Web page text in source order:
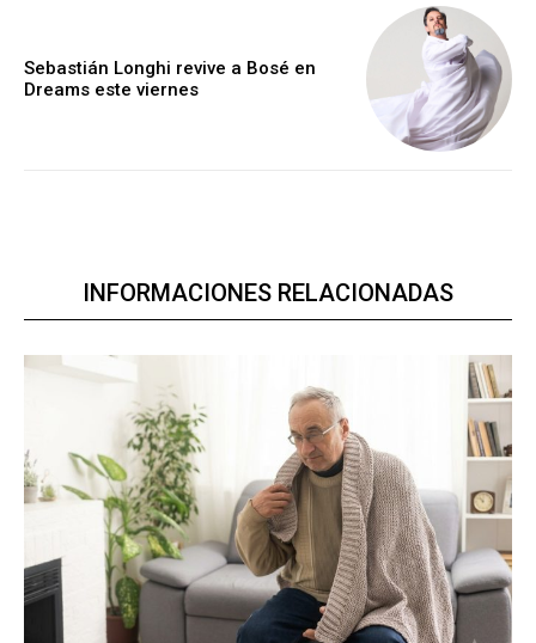
Sebastián Longhi revive a Bosé en
Dreams este viernes
INFORMACIONES RELACIONADAS